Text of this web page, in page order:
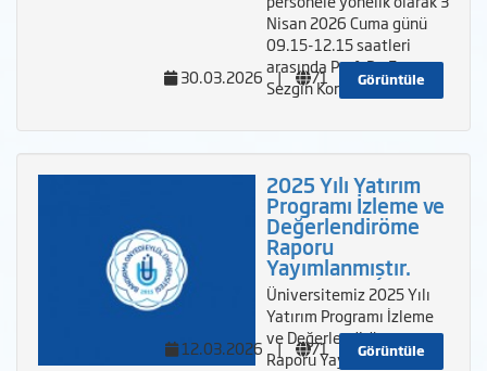
Nisan 2026 Cuma günü
09.15-12.15 saatleri
arasında Prof. Dr. Fuat
Sezgin Konferans Sal
Görüntüle
30.03.2026 | 71
2025 Yılı Yatırım
Programı İzleme ve
Değerlendiröme
Raporu
Yayımlanmıştır.
Üniversitemiz 2025 Yılı
Yatırım Programı İzleme
ve Değerlendiröme
Raporu Yayımlanmıştır.
Görüntüle
12.03.2026 | 71